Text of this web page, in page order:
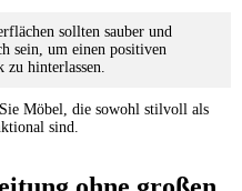
sollten sauber und
sein, um einen positiven
zu hinterlassen.
Möbel, die sowohl stilvoll als
sind.